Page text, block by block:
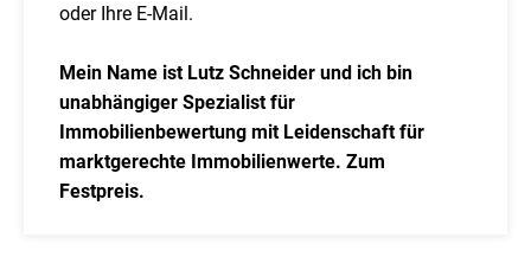
oder Ihre E-Mail.
Mein Name ist Lutz Schneider und ich bin
unabhängiger Spezialist für
Immobilienbewertung mit Leidenschaft für
marktgerechte Immobilienwerte. Zum
Festpreis.